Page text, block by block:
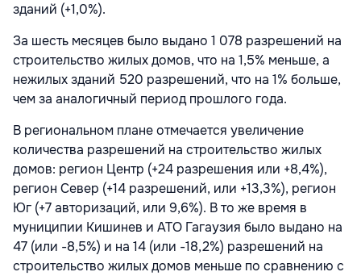
зданий (+1,0%).
За шесть месяцев было выдано 1 078 разрешений на
строительство жилых домов, что на 1,5% меньше, а
нежилых зданий 520 разрешений, что на 1% больше,
чем за аналогичный период прошлого года.
В региональном плане отмечается увеличение
количества разрешений на строительство жилых
домов: регион Центр (+24 разрешения или +8,4%),
регион Север (+14 разрешений, или +13,3%), регион
Юг (+7 авторизаций, или 9,6%). В то же время в
муниципии Кишинев и АТО Гагаузия было выдано на
47 (или -8,5%) и на 14 (или -18,2%) разрешений на
строительство жилых домов меньше по сравнению с